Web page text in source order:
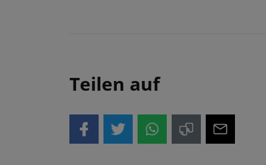
Teilen auf